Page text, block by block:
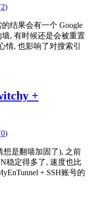
2)
结果会有一个 Google
, 有时候还是会被重置
情, 也影响了对搜索引
+
0)
想是翻墙加固了), 之前
稳定得多了, 速度也比
+ SSH账号的